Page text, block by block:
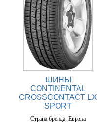
ШИНЫ
CONTINENTAL
CROSSCONTACT LX
SPORT
Страна бренда: Европа